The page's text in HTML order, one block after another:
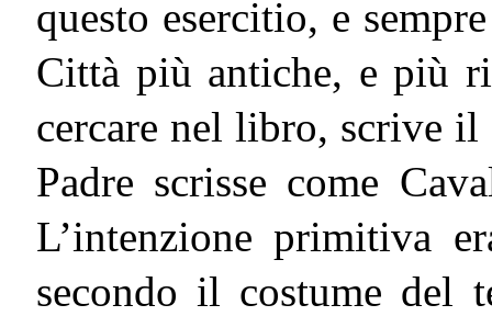
questo esercitio, e
Città più antiche, e più
cercare nel libro, scrive
Padre scrisse come
L’intenzione primitiva
secondo il costume del